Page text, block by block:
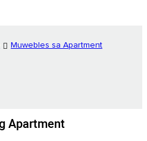
Muwebles sa Apartment
Apartment